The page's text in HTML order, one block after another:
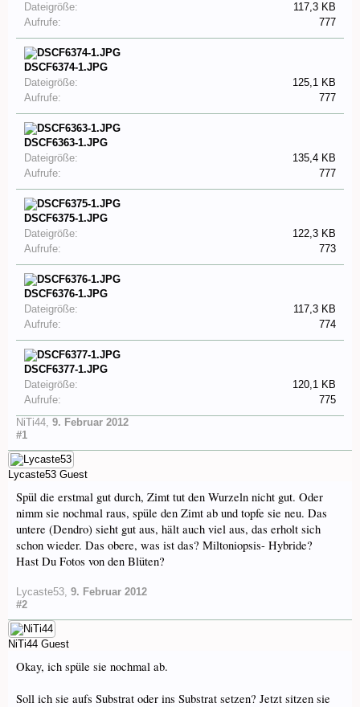
Dateigröße:
117,3 KB
Aufrufe:
777
DSCF6374-1.JPG
Dateigröße:
125,1 KB
Aufrufe:
777
DSCF6363-1.JPG
Dateigröße:
135,4 KB
Aufrufe:
777
DSCF6375-1.JPG
Dateigröße:
122,3 KB
Aufrufe:
773
DSCF6376-1.JPG
Dateigröße:
117,3 KB
Aufrufe:
774
DSCF6377-1.JPG
Dateigröße:
120,1 KB
Aufrufe:
775
NiTi44, 9. Februar 2012
#1
Lycaste53 Guest
Spül die erstmal gut durch, Zimt tut den Wurzeln nicht gut. Oder
nimm sie nochmal raus, spüle den Zimt ab und topfe sie neu. Das
untere (Dendro) sieht gut aus, hält auch viel aus, das erholt sich
schon wieder. Das obere, was ist das? Miltoniopsis- Hybride?
Hast Du Fotos von den Blüten?
Lycaste53, 9. Februar 2012
#2
NiTi44 Guest
Okay, ich spüle sie nochmal ab.
Soll ich sie aufs Substrat oder ins Substrat setzen? Jetzt sitzen sie